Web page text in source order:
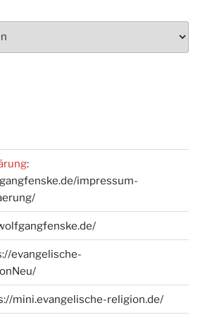
:
impressum-
evangelische-
mini.evangelische-religion.de/